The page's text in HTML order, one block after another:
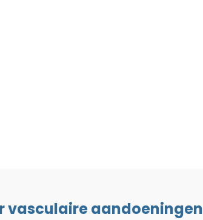
vasculaire aandoeningen